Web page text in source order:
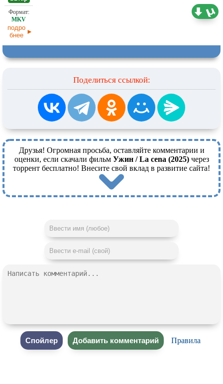
подро
бнее
Поделиться ссылкой:
Друзья! Огромная просьба, оставляйте комментарии и
оценки, если скачали фильм Ужин / La cena (2025)через
торрент бесплатно! Внесите свой вклад в развитие сайта!
Правила